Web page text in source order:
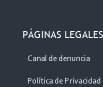
PÁGINAS LEGALES
Canal de denuncia
Política de Privacidad